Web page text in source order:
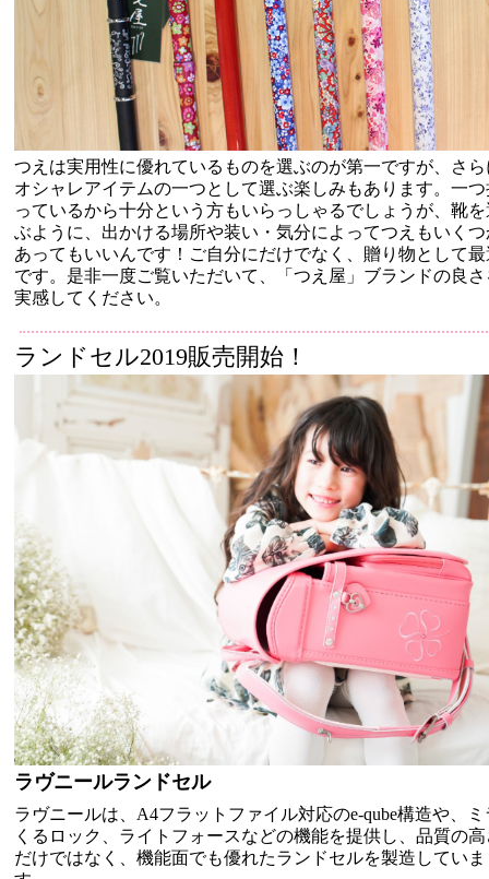
つえは実用性に優れているものを選ぶのが第一ですが、さら
オシャレアイテムの一つとして選ぶ楽しみもあります。一つ
っているから十分という方もいらっしゃるでしょうが、靴を
ぶように、出かける場所や装い・気分によってつえもいくつ
あってもいいんです！ご自分にだけでなく、贈り物として最
です。是非一度ご覧いただいて、「つえ屋」ブランドの良さ
実感してください。
ランドセル2019販売開始！
ラヴニールランドセル
ラヴニールは、A4フラットファイル対応のe-qube構造や、ミ
くるロック、ライトフォースなどの機能を提供し、品質の高
だけではなく、機能面でも優れたランドセルを製造していま